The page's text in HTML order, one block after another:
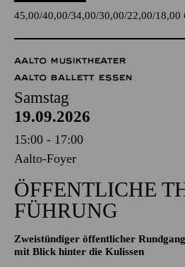
45,00 40,00 34,00 30,00 22,00 18,00
AALTO MUSIKTHEATER
AALTO BALLETT ESSEN
Samstag
19.09.2026
15:00 - 17:00
Aalto-Foyer
ÖFFENTLICHE
FÜHRUNG
Zweistündiger öffentlicher
mit Blick hinter die Kulissen